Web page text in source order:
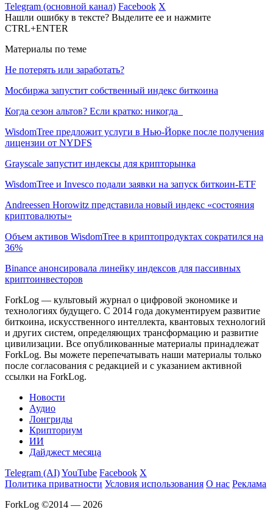
Telegram (основной канал) Facebook X
Нашли ошибку в тексте? Выделите ее и нажмите
CTRL+ENTER
Материалы по теме
Не потерять или заработать?
Мосбиржа запустит собственный индекс биткоина
Когда сезон альтов? Если кратко: никогда
WisdomTree предложит услуги в Нью-Йорке после получения
лицензии от NYDFS
Grayscale запустит индексы для крипторынка
WisdomTree и Invesco подали заявки на запуск биткоин-ETF
Andreessen Horowitz представила новый индекс «состояния
криптовалюты»
Объем активов WisdomTree в криптопродуктах сократился на
36%
Binance анонсировала линейку индексов для пассивных
криптоинвесторов
ForkLog — культовый журнал о цифровой экономике и
технологиях будущего. С 2014 года документируем развитие
биткоина, искусственного интеллекта, квантовых технологий
и других систем, определяющих трансформацию и развитие
цивилизации. Все опубликованные материалы принадлежат
ForkLog. Вы можете перепечатывать наши материалы только
после согласования с редакцией и с указанием активной
ссылки на ForkLog.
Новости
Аудио
Лонгриды
Крипториум
ИИ
Дайджест месяца
Telegram (AI)YouTube Facebook X
Политика приватности Условия использования О нас Реклама
ForkLog ©2014 — 2026